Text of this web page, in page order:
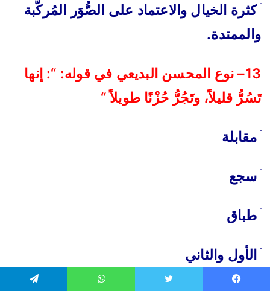
كثرة الخيال والاعتماد على الصُّوَر المُركَّبة
والممتدة.
13– نوع المحسن البديعي في قوله: “: إنها
تَسُرُّ قليلاً، وتَجُرُّ حُزْنًا طويلاً “
مقابلة
سجع
طباق
الأول والثاني